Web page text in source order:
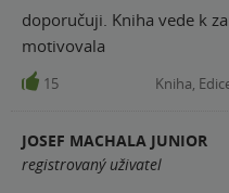
doporučuji. Kniha vede k
motivovala
15 Kniha,
JOSEF MACHALA JUNIOR
registrovaný uživatel